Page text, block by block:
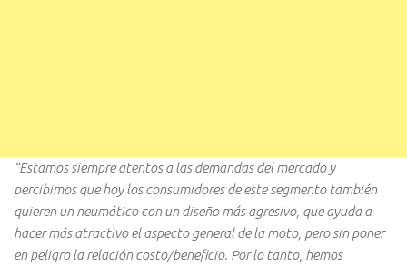
“Estamos siempre atentos a las demandas del mercado y
percibimos que hoy los consumidores de este segmento también
quieren un neumático con un diseño más agresivo, que ayuda a
hacer más atractivo el aspecto general de la moto, pero sin poner
en peligro la relación costo/beneficio. Por lo tanto, hemos